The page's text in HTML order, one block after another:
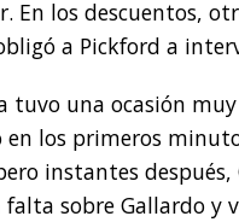
En los descuentos,
a Pickford a
tuvo una ocasión
en los primeros
instantes después,
sobre Gallardo y